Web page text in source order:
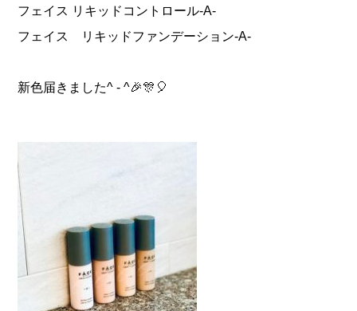
フェイス リキッドコントロール-A-
フェイス リキッドファンデーション-A-
新色届きました^ - ^🎉🎊🎈